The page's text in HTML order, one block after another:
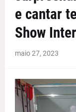
e cantar
Show
maio 27, 2023